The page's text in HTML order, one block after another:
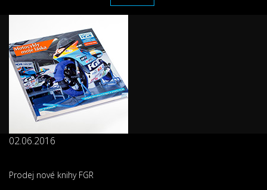
02.06.2016
Prodej nové knihy FGR